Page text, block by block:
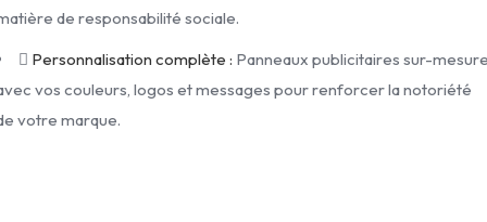
de responsabilité sociale.
Personnalisation complète : Panneaux publicitaires sur-
vos couleurs, logos et messages pour renforcer la notoriété
votre marque.